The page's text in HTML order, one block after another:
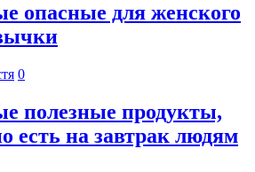
опасные для женского
0
полезные продукты,
есть на завтрак людям